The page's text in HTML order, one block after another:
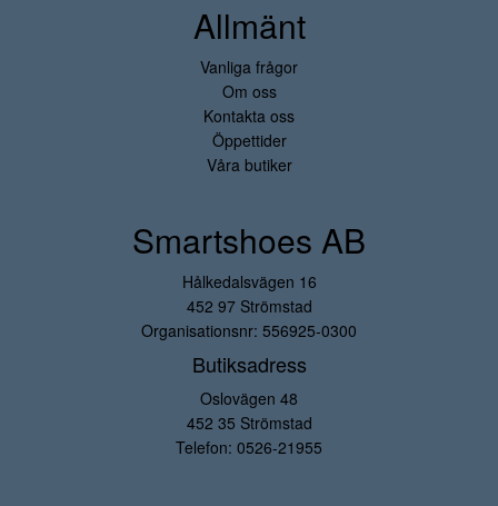
Allmänt
Vanliga frågor
Om oss
Kontakta oss
Öppettider
Våra butiker
Smartshoes AB
Hålkedalsvägen 16
452 97 Strömstad
Organisationsnr: 556925-0300
Butiksadress
Oslovägen 48
452 35 Strömstad
Telefon: 0526-21955